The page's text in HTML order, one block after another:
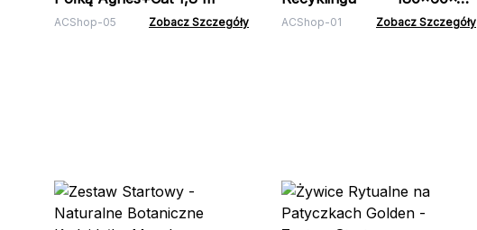
ACShop-05 Zobacz Szczegóły
cm
ACShop-01 Zobacz Szczegóły